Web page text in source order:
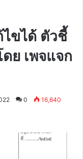
ขได้ ตัวชี้
ย เพจแจก
0 16,640